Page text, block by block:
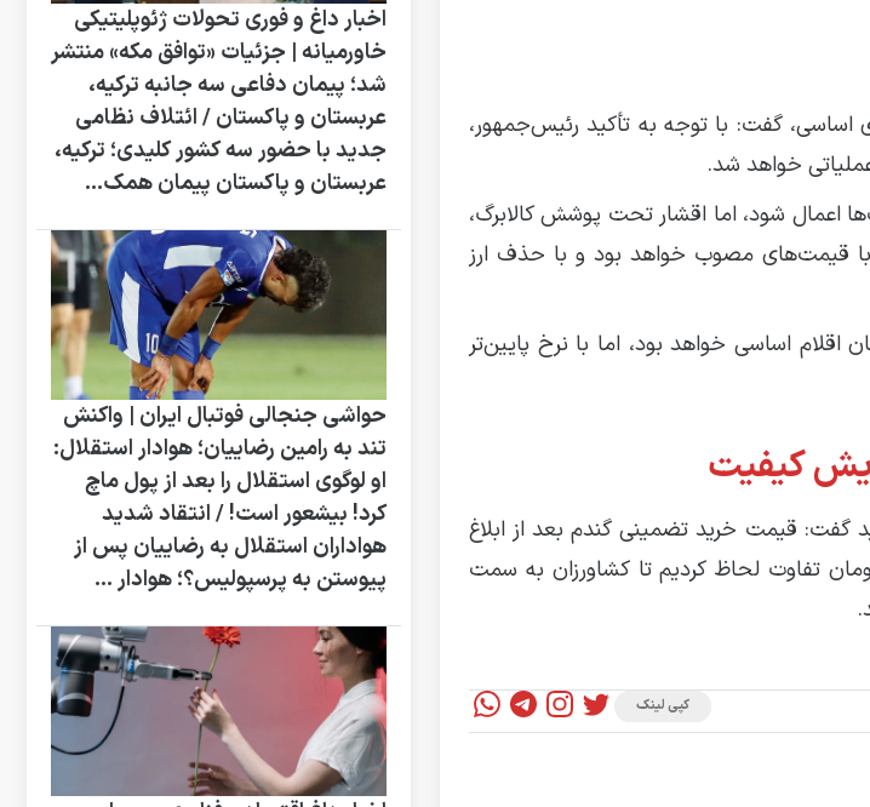
اساسی، گفت: با توجه به تأکید رئیس‌جمهور،
خواهد شد.
اعمال شود، اما اقشار تحت پوشش کالابرگ،
با قیمت‌های مصوب خواهد بود و با حذف ارز
اقلام اساسی خواهد بود، اما با نرخ پایین‌تر
گفت: قیمت خرید تضمینی گندم بعد از ابلاغ
تفاوت لحاظ کردیم تا کشاورزان به سمت
کپی لینک
اخبار داغ و فوری تحولات ژئوپلیتیکی
خاورمیانه | جزئیات «توافق مکه» منتشر
شد؛ پیمان دفاعی سه‌ جانبه ترکیه،
عربستان و پاکستان / ائتلاف نظامی
جدید با حضور سه کشور کلیدی؛ ترکیه،
عربستان و پاکستان پیمان همک...
حواشی جنجالی فوتبال ایران | واکنش
تند به رامین رضاییان؛ هوادار استقلال:
او لوگوی استقلال را بعد از پول ماچ
کرد! بیشعور است! / انتقاد شدید
هواداران استقلال به رضاییان پس از
پیوستن به پرسپولیس؟؛ هوادار ...